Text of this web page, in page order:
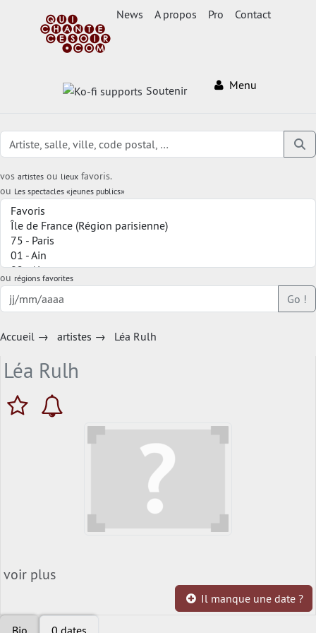
News A propos Pro Contact
Soutenir Menu
vos artistes ou lieux favoris.
ou Les spectacles «jeunes publics»
ou régions favorites
Go !
Accueil → artistes → Léa Rulh
Léa Rulh
voir plus
Il manque une date ?
Bio 0 dates